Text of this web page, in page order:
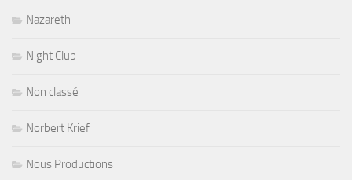
Nazareth
Night Club
Non classé
Norbert Krief
Nous Productions